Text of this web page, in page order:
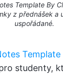
Template By
z přednášek a
uspořádané.
studenty,